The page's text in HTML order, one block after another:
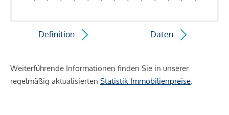
Definition Daten
Weiterführende Informationen finden Sie in unserer
regelmäßig aktualisierten Statistik Immobilienpreise